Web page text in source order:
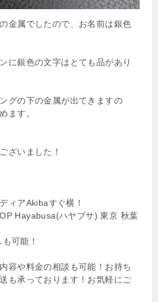
金属でしたので、お名前は銀色
に銀色の文字はとても品があり
グの下の金属が出てきますの
ます。
ざいました！
ィアAkibaすぐ横！
Hayabusa(ハヤブサ) 東京 秋葉
可能！
容や料金の相談も可能！お持ち
も承っております！お気軽にご